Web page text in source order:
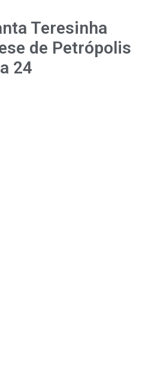
Teresinha
de Petrópolis
24